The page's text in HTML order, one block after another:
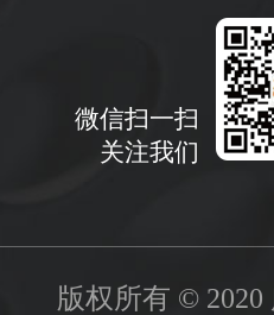
微信扫一扫
关注我们
版权所有 ©